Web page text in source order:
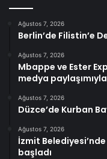
Ağustos 7, 2026
Berlin’de Filistin’e
Ağustos 7, 2026
Mbappe ve Ester
medya
Ağustos 7, 2026
Düzce’de Kurban
Ağustos 7, 2026
İzmit
başladı